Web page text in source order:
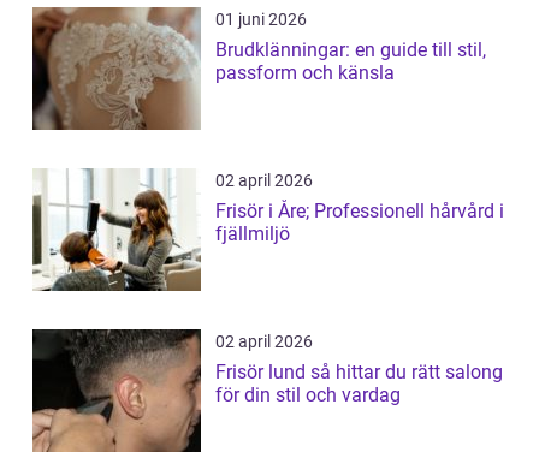
01 juni 2026
Brudklänningar: en guide till stil,
passform och känsla
02 april 2026
Frisör i Åre; Professionell hårvård i
fjällmiljö
02 april 2026
Frisör lund så hittar du rätt salong
för din stil och vardag